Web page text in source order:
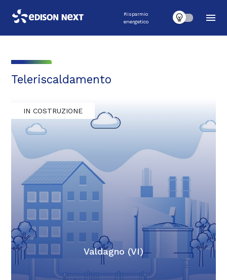
Risparmio
energetico
Teleriscaldamento
IN COSTRUZIONE
Valdagno (VI)